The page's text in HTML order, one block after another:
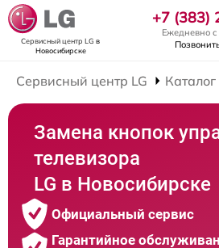
Сервисный центр LG в
Новосибирске
+7 (383)
Ежедневно
Сервисный центр LG Каталог
Замена кнопок
телевизора
LG в Новосибирске
Официальный сервис
Гарантийное